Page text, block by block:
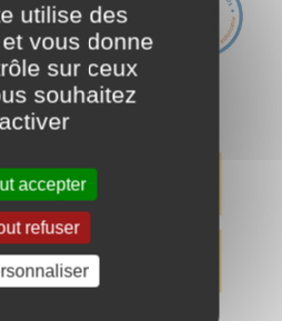
utilise des
vous donne
sur ceux
souhaitez
activer
accepter
refuser